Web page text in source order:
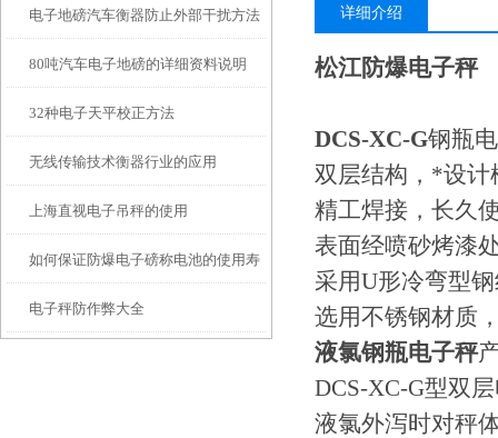
电子地磅汽车衡器防止外部干扰方法
80吨汽车电子地磅的详细资料说明
32种电子天平校正方法
无线传输技术衡器行业的应用
上海直视电子吊秤的使用
如何保证防爆电子磅称电池的使用寿
命?
电子秤防作弊大全
详细介绍
松江防爆电子秤
DCS-XC-G钢瓶
双层结构，*设计
精工焊接，长久
表面经喷砂烤漆
采用U形冷弯型
选用不锈钢材质
液氯钢瓶电子秤
DCS-XC-G型双
液氯外泻时对秤